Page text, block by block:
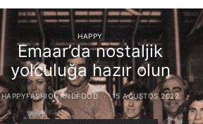
HAPPY
Emaar’da nostaljik
yolculuğa hazır olun
HAPPYFASHIONANDFOOD 15 AĞUSTOS 2022